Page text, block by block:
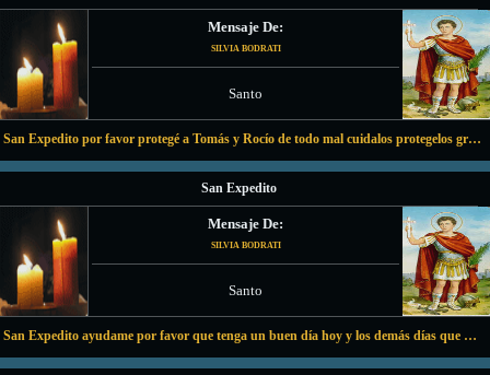
Mensaje De:
SILVIA BODRATI
Santo
San Expedito por favor protegé a Tomás y Rocío de todo mal cuidalos protegelos gracias confío mucho en vos 🙏 amén 🙏 amén 🙏
San Expedito
Mensaje De:
SILVIA BODRATI
Santo
San Expedito ayudame por favor que tenga un buen día hoy y los demás días que no sufra tanto y que Rocio y Tomás no me abandonen que yo siempre esté presente en sus vidas no tengo a nadie más que ellos y eso que Rocio no me da bolilla gracias por to